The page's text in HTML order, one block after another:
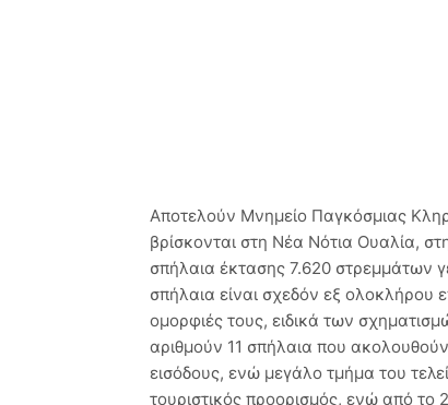
Αποτελούν Μνημείο Παγκόσμιας
βρίσκονται στη Νέα Νότια Ουαλία,
σπήλαια έκτασης 7.620 στρεμμάτων
σπήλαια είναι σχεδόν εξ ολοκλήρου
ομορφιές τους, ειδικά των
αριθμούν 11 σπήλαια που
εισόδους, ενώ μεγάλο τμήμα του
τουριστικός προορισμός, ενώ από